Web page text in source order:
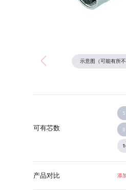
可有芯数
产品对比 添